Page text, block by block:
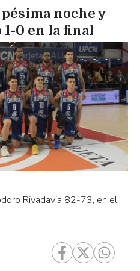
noche y
1-0 en la final
Rivadavia 82-73, en el